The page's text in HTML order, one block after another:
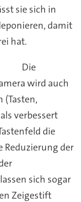
sie sich in
damit
hat.
Die
wird auch
(Tasten,
verbessert
die
Reduzierung der
sich sogar
Zeigestift